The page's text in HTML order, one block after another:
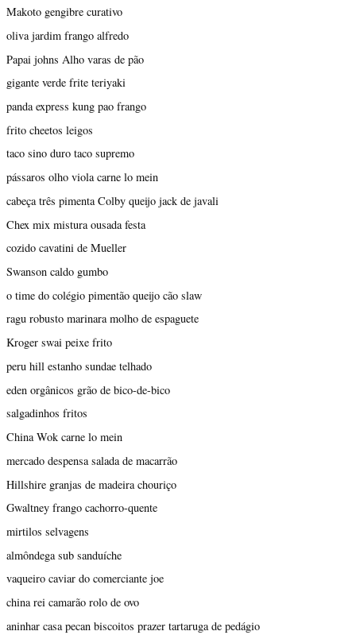
Makoto gengibre curativo
oliva jardim frango alfredo
Papai johns Alho varas de pão
gigante verde frite teriyaki
panda express kung pao frango
frito cheetos leigos
taco sino duro taco supremo
pássaros olho viola carne lo mein
cabeça três pimenta Colby queijo jack de javali
Chex mix mistura ousada festa
cozido cavatini de Mueller
Swanson caldo gumbo
o time do colégio pimentão queijo cão slaw
ragu robusto marinara molho de espaguete
Kroger swai peixe frito
peru hill estanho sundae telhado
eden orgânicos grão de bico-de-bico
salgadinhos fritos
China Wok carne lo mein
mercado despensa salada de macarrão
Hillshire granjas de madeira chouriço
Gwaltney frango cachorro-quente
mirtilos selvagens
almôndega sub sanduíche
vaqueiro caviar do comerciante joe
china rei camarão rolo de ovo
aninhar casa pecan biscoitos prazer tartaruga de pedágio